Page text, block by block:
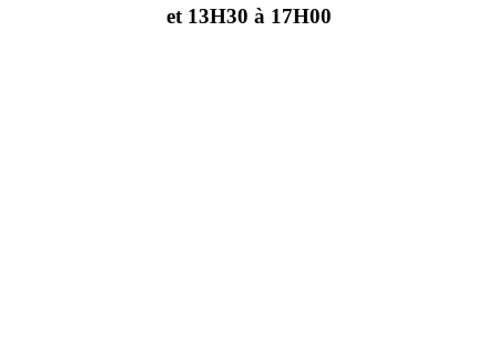
et 13H30 à 17H00